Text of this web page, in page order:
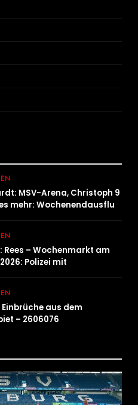
MSV-Arena, Christoph 9
mehr: Wochenendausflug
Rees – Wochenmarkt am
Polizei mit
Einbrüche aus dem
– 2606076